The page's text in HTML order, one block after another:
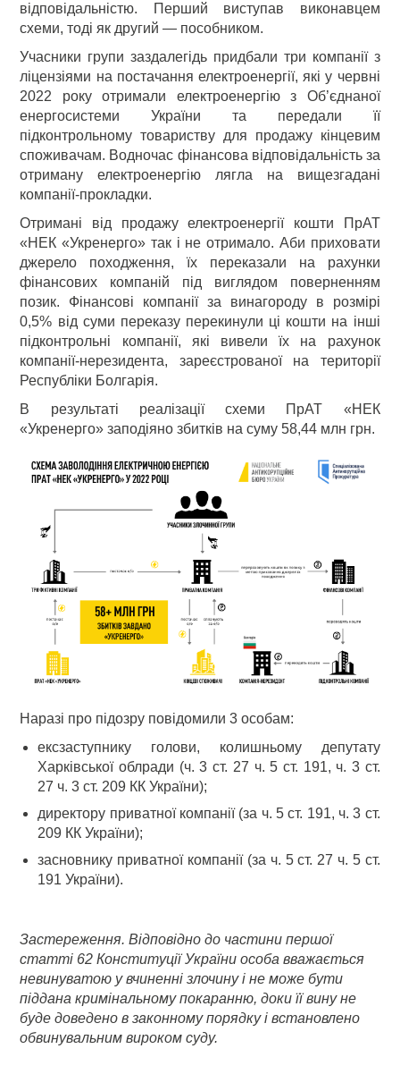
відповідальністю. Перший виступав виконавцем
схеми, тоді як другий — пособником.
Учасники групи заздалегідь придбали три компанії з
ліцензіями на постачання електроенергії, які у червні
2022 року отримали електроенергію з Об’єднаної
енергосистеми України та передали її
підконтрольному товариству для продажу кінцевим
споживачам. Водночас фінансова відповідальність за
отриману електроенергію лягла на вищезгадані
компанії-прокладки.
Отримані від продажу електроенергії кошти ПрАТ
«НЕК «Укренерго» так і не отримало. Аби приховати
джерело походження, їх переказали на рахунки
фінансових компаній під виглядом поверненням
позик. Фінансові компанії за винагороду в розмірі
0,5% від суми переказу перекинули ці кошти на інші
підконтрольні компанії, які вивели їх на рахунок
компанії-нерезидента, зареєстрованої на території
Республіки Болгарія.
В результаті реалізації схеми ПрАТ «НЕК
«Укренерго» заподіяно збитків на суму 58,44 млн грн.
Наразі про підозру повідомили 3 особам:
ексзаступнику голови, колишньому депутату
Харківської облради (ч. 3 ст. 27 ч. 5 ст. 191, ч. 3 ст.
27 ч. 3 ст. 209 КК України);
директору приватної компанії (за ч. 5 ст. 191, ч. 3 ст.
209 КК України);
засновнику приватної компанії (за ч. 5 ст. 27 ч. 5 ст.
191 України).
Застереження. Відповідно до частини першої
статті 62 Конституції України особа вважається
невинуватою у вчиненні злочину і не може бути
піддана кримінальному покаранню, доки її вину не
буде доведено в законному порядку і встановлено
обвинувальним вироком суду.